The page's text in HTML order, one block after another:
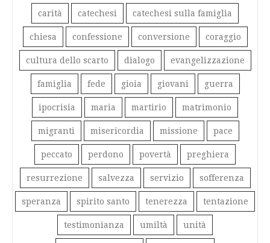
carità catechesi catechesi sulla famiglia
chiesa confessione conversione coraggio
cultura dello scarto dialogo evangelizzazione
famiglia fede gioia giovani guerra
ipocrisia maria martirio matrimonio
migranti misericordia missione pace
peccato perdono povertà preghiera
resurrezione salvezza servizio sofferenza
speranza spirito santo tenerezza tentazione
testimonianza umiltà unità